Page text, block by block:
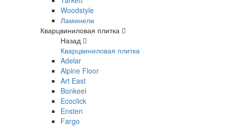
Woodstyle
Ламинели
Кварцвиниловая плитка
Назад
Кварцвиниловая плитка
Adelar
Alpine Floor
Art East
Bonkeel
Ecoclick
Ensten
Fargo